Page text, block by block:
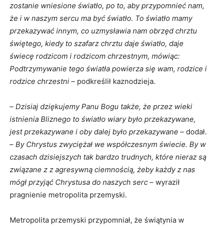
zostanie wniesione światło, po to, aby przypomnieć nam,
że i w naszym sercu ma być światło. To światło mamy
przekazywać innym, co uzmysławia nam obrzęd chrztu
świętego, kiedy to szafarz chrztu daje światło, daje
świecę rodzicom i rodzicom chrzestnym, mówiąc:
Podtrzymywanie tego światła powierza się wam, rodzice i
rodzice chrzestni – podkreślił kaznodzieja.
– Dzisiaj dziękujemy Panu Bogu także, że przez wieki
istnienia Bliznego to światło wiary było przekazywane,
jest przekazywane i oby dalej było przekazywane – dodał.
– By Chrystus zwyciężał we współczesnym świecie. By w
czasach dzisiejszych tak bardzo trudnych, które nieraz są
związane z z agresywną ciemnością, żeby każdy z nas
mógł przyjąć Chrystusa do naszych serc – wyraził
pragnienie metropolita przemyski.
Metropolita przemyski przypomniał, że świątynia w